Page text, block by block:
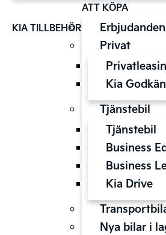
KIA TILLBEHÖR
ATT KÖPA
Erbjudanden
Privat
Kia
Tjänstebil
Tjänstebil
Business
Business
Kia Drive
Nya bilar i